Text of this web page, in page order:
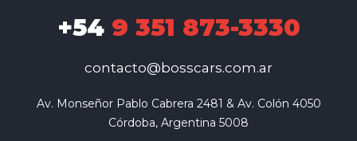
+549 351 873-3330
contacto@bosscars.com.ar
Av. Monseñor Pablo Cabrera 2481 & Av. Colón 4050
Córdoba, Argentina 5008